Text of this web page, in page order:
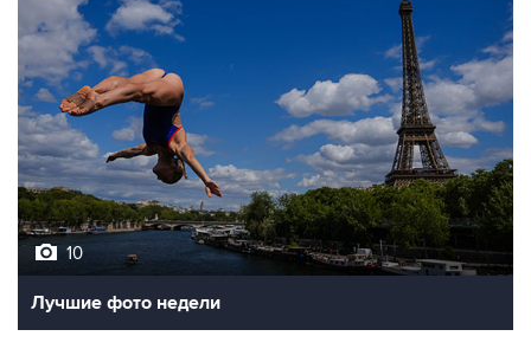
10
Лучшие фото недели